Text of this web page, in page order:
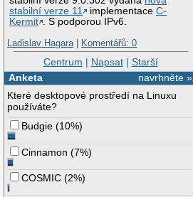
stabilní verze 11
implementaceC-
Kermit . S podporou IPv6.
Ladislav Hagara| Komentářů: 0
Centrum | Napsat| Starší
navrhněte »
Anketa
Které desktopové prostředí na Linuxu
používáte?
Budgie (10%)
Cinnamon (7%)
COSMIC (2%)